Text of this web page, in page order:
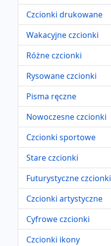
Czcionki drukowane
Wakacyjne czcionki
Różne czcionki
Rysowane czcionki
Pisma ręczne
Nowoczesne czcionki
Czcionki sportowe
Stare czcionki
Futurystyczne czcionki
Czcionki artystyczne
Cyfrowe czcionki
Czcionki ikony